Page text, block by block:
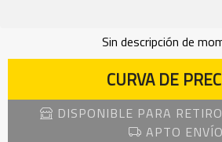
Sin descripción de
CURVA DE
DISPONIBLE PARA
APTO ENVÍO